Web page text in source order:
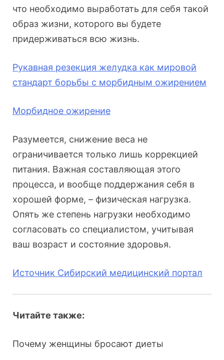
что необходимо выработать для себя такой
образ жизни, которого вы будете
придерживаться всю жизнь.
Рукавная резекция желудка как мировой
стандарт борьбы с морбидным ожирением
Морбидное ожирение
Разумеется, снижение веса не
ограничивается только лишь коррекцией
питания. Важная составляющая этого
процесса, и вообще поддержания себя в
хорошей форме, – физическая нагрузка.
Опять же степень нагрузки необходимо
согласовать со специалистом, учитывая
ваш возраст и состояние здоровья.
Источник Сибирский медицинский портал
Читайте также:
Почему женщины бросают диеты